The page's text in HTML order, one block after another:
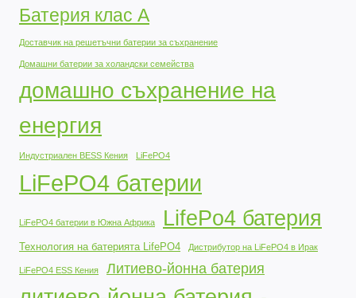
Батерия клас А
Доставчик на решетъчни батерии за съхранение
Домашни батерии за холандски семейства
домашно съхранение на
енергия
Индустриален BESS Кения LiFePO4
LiFePO4 батерии
LiFePO4 батерии в Южна Африка LifePo4 батерия
Технология на батерията LifePO4 Дистрибутор на LiFePO4 в Ирак
LiFePO4 ESS Кения Литиево-йонна батерия